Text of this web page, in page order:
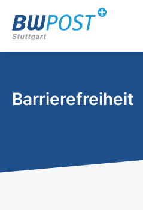
Barrierefreiheit